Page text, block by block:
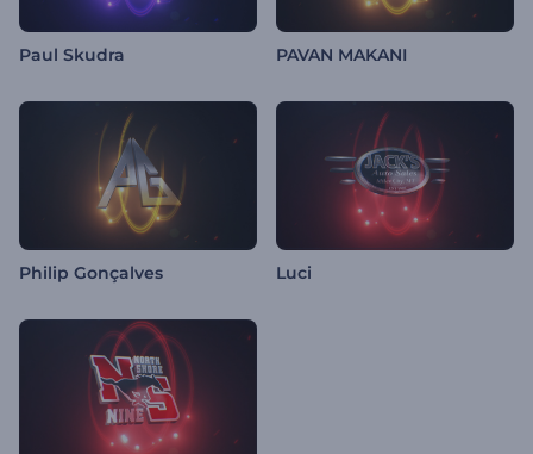
Paul Skudra PAVAN MAKANI
Philip Gonçalves Luci